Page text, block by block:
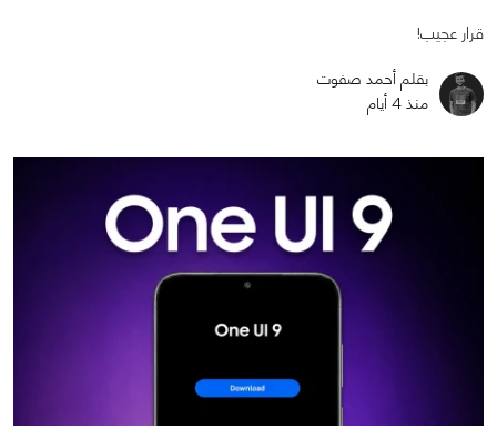
قرار عجيب!
بقلم أحمد صفوت
منذ 4 أيام